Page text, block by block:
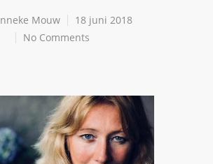
Mouw
18 juni 2018
No Comments